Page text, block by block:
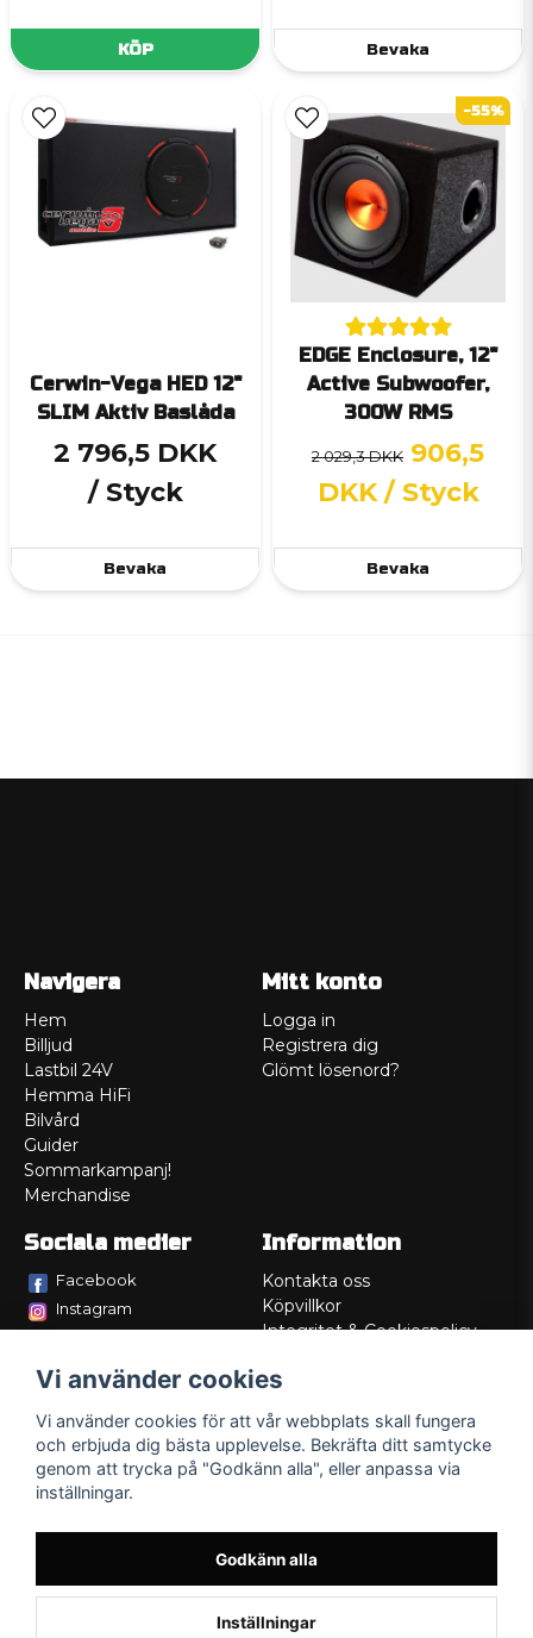
KÖP Bevaka
Cerwin-Vega HED 12"
SLIM Aktiv Baslåda
2 796,5 DKK
/ Styck
Bevaka
EDGE Enclosure, 12"
Active Subwoofer,
300W RMS
2 029,3 DKK 906,5
DKK / Styck
Bevaka
-55%
Navigera
Hem
Billjud
Lastbil 24V
Hemma HiFi
Bilvård
Guider
Sommarkampanj!
Merchandise
Mitt konto
Logga in
Registrera dig
Glömt lösenord?
Sociala medier
Facebook
Instagram
Information
Kontakta oss
Köpvillkor
Integritet & Cookiespolicy
Service/Garanti
Lådritning
Om oss
Vi använder cookies
Vi använder cookies för att vår webbplats skall fungera
och erbjuda dig bästa upplevelse. Bekräfta ditt samtycke
genom att trycka på "Godkänn alla", eller anpassa via
inställningar.
Godkänn alla
Inställningar